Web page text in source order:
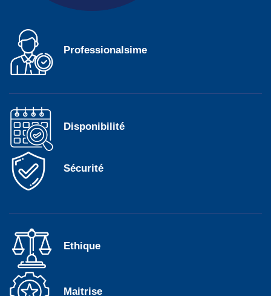
Professionalsime
Disponibilité
Sécurité
Ethique
Maitrise